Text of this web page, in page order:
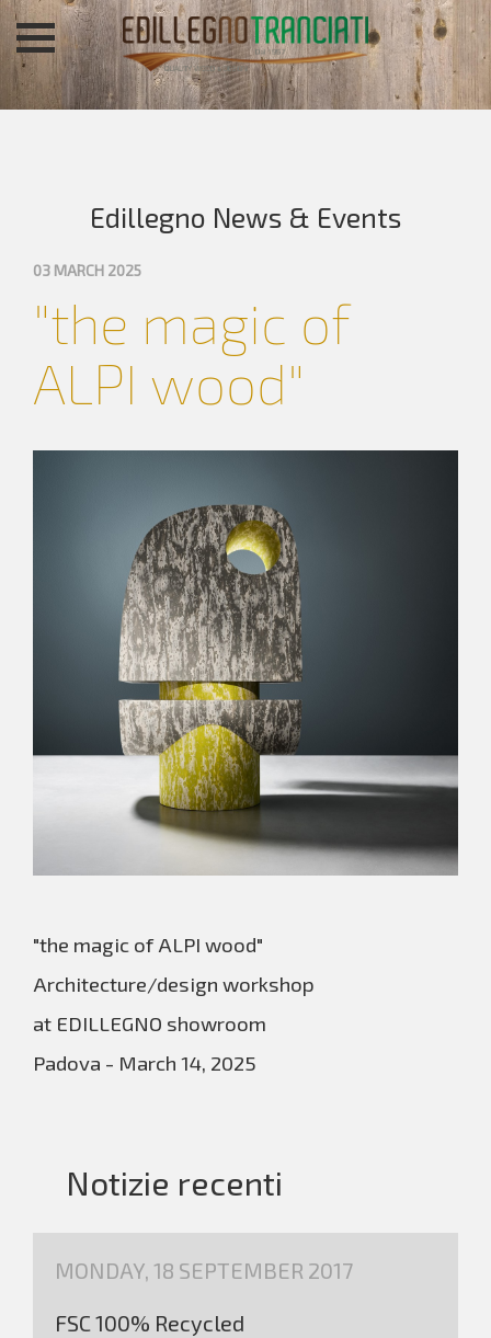
Edillegno News & Events
03 MARCH 2025
"the magic of
ALPI wood"
"the magic of ALPI wood"
Architecture/design workshop
at EDILLEGNO showroom
Padova - March 14, 2025
Notizie recenti
MONDAY, 18 SEPTEMBER 2017
FSC 100% Recycled